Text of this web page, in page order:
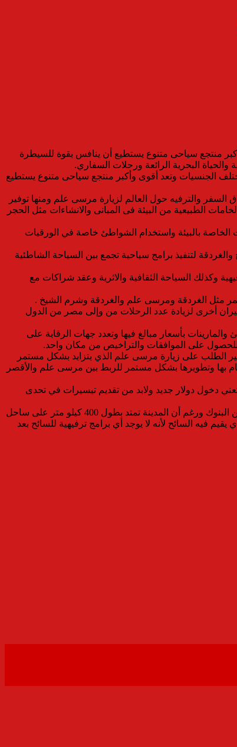
منتجع سياحى متنوع يستطيع أن ينافس بقوة للسيطرة
البحرية الرائعة ورحلات السفاري.
الجنسيات وتعد أقوى وأكبر منتجع سياحى متنوع يستطيع
والترفيه حول العالم لزيارة مرسى علم ومنها توفير
الطبيعية من البيئة فى المبانى والانشاءات مثل الحجر
بالبيئة واستخدام الشواطئ خاصة في الورقيات
لتنفيذ برامج سياحية تجمع بين السياحة الشاطئية
وكذلك السياحة الثقافية والاثرية وعقد شراكات مع
مثل الغردقة ومرسى علم والغردقة وشرم الشيخ .
أخرى لزيادة عدد الرحلات من وإلى مصر من الدول
بأسعار مبالغ فيها وتعدد جهات الرقابة على
الطلب على زيارة مرسى علم الذي يتزايد بشكل مستمر
بها وتطويرها بشكل مستمر للربط بين مرسى علم والأقصر
دخول دولار جديد ولابد من تقديم تيسيرات في تحدى
وأشار عاطف عبد اللطيف إلى أن مدينة مرسى علم تضم حوالي 71 فندقًا تقريبا منها ما هو يعمل بكامل طاقته وآخر تحت الإنشاء يحتاج إلى تمويل من البنوك ورغم أن المدينة تمتد بطول 400 كيلو متر على ساحل
فيه السائح لأنه لا يوجد أي برامج ترفيهية للسائح بعد